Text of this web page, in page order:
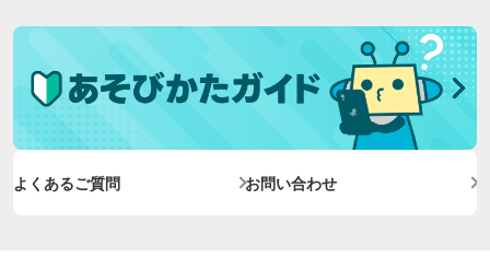
よくあるご質問 お問い合わせ